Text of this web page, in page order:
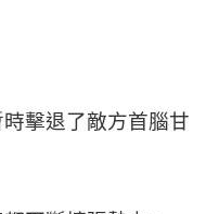
擊退了敵方首腦甘